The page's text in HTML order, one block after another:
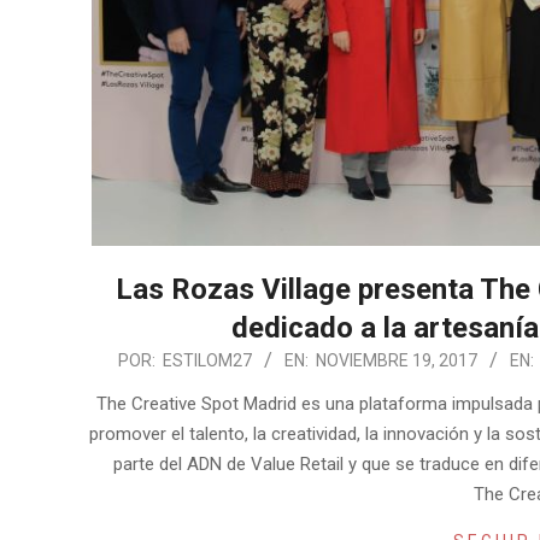
Las Rozas Village presenta
dedicado a la
POR: ESTILOM27 EN: NOVIEMBRE 19, 2017 EN:
The Creative Spot Madrid es una plataforma
promover el talento, la creatividad, la innovación y la
parte del ADN de Value Retail y que se traduce en
The